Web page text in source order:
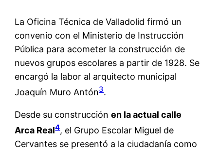
La Oficina Técnica de Valladolid firmó un
convenio con el Ministerio de Instrucción
Pública para acometer la construcción de
nuevos grupos escolares a partir de 1928. Se
encargó la labor al arquitecto municipal
Joaquín Muro Antón3.
Desde su construcciónen la actual calle
Arca Real4, el Grupo Escolar Miguel de
Cervantes se presentó a la ciudadanía como